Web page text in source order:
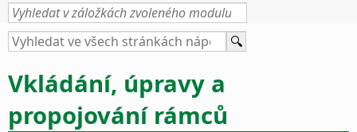
Vkládání, úpravy a
propojování rámců